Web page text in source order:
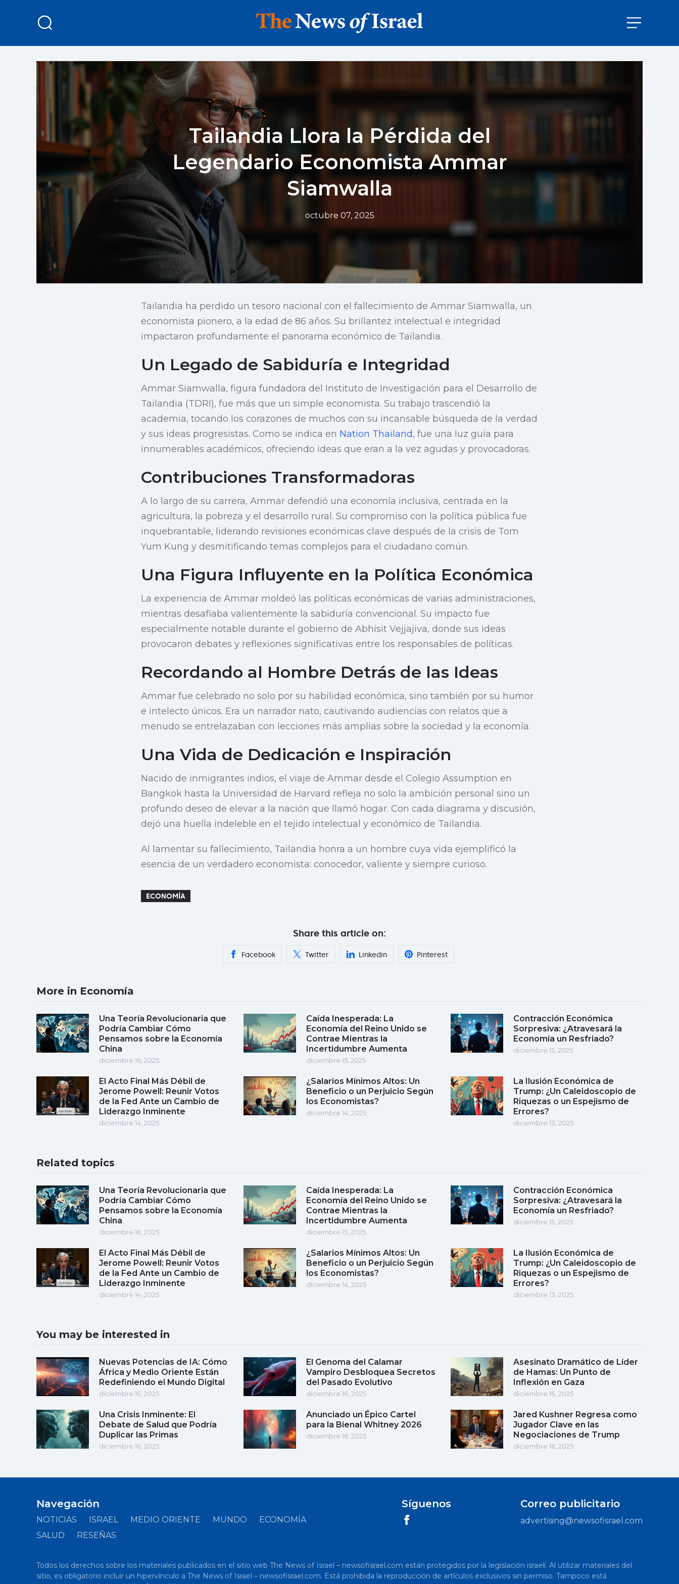
Tailandia Llora la Pérdida del
Legendario Economista Ammar
Siamwalla
octubre 07, 2025
Tailandia ha perdido un tesoro nacional con el fallecimiento de Ammar Siamwalla, un
economista pionero, a la edad de 86 años. Su brillantez intelectual e integridad
impactaron profundamente el panorama económico de Tailandia.
Un Legado de Sabiduría e Integridad
Ammar Siamwalla, figura fundadora del Instituto de Investigación para el Desarrollo de
Tailandia (TDRI), fue más que un simple economista. Su trabajo trascendió la
academia, tocando los corazones de muchos con su incansable búsqueda de la verdad
y sus ideas progresistas. Como se indica en Nation Thailand, fue una luz guía para
innumerables académicos, ofreciendo ideas que eran a la vez agudas y provocadoras.
Contribuciones Transformadoras
A lo largo de su carrera, Ammar defendió una economía inclusiva, centrada en la
agricultura, la pobreza y el desarrollo rural. Su compromiso con la política pública fue
inquebrantable, liderando revisiones económicas clave después de la crisis de Tom
Yum Kung y desmitificando temas complejos para el ciudadano común.
Una Figura Influyente en la Política Económica
La experiencia de Ammar moldeó las políticas económicas de varias administraciones,
mientras desafiaba valientemente la sabiduría convencional. Su impacto fue
especialmente notable durante el gobierno de Abhisit Vejjajiva, donde sus ideas
provocaron debates y reflexiones significativas entre los responsables de políticas.
Recordando al Hombre Detrás de las Ideas
Ammar fue celebrado no solo por su habilidad económica, sino también por su humor
e intelecto únicos. Era un narrador nato, cautivando audiencias con relatos que a
menudo se entrelazaban con lecciones más amplias sobre la sociedad y la economía.
Una Vida de Dedicación e Inspiración
Nacido de inmigrantes indios, el viaje de Ammar desde el Colegio Assumption en
Bangkok hasta la Universidad de Harvard refleja no solo la ambición personal sino un
profundo deseo de elevar a la nación que llamó hogar. Con cada diagrama y discusión,
dejó una huella indeleble en el tejido intelectual y económico de Tailandia.
Al lamentar su fallecimiento, Tailandia honra a un hombre cuya vida ejemplificó la
esencia de un verdadero economista: conocedor, valiente y siempre curioso.
ECONOMÍA
Share this article on:
Facebook Twitter Linkedin Pinterest
More in Economía
Una Teoría Revolucionaria que
Podría Cambiar Cómo
Pensamos sobre la Economía
China
diciembre 16, 2025
Caída Inesperada: La
Economía del Reino Unido se
Contrae Mientras la
Incertidumbre Aumenta
diciembre 15, 2025
Contracción Económica
Sorpresiva: ¿Atravesará la
Economía un Resfriado?
diciembre 15, 2025
El Acto Final Más Débil de
Jerome Powell: Reunir Votos
de la Fed Ante un Cambio de
Liderazgo Inminente
diciembre 14, 2025
¿Salarios Mínimos Altos: Un
Beneficio o un Perjuicio Según
los Economistas?
diciembre 14, 2025
La Ilusión Económica de
Trump: ¿Un Caleidoscopio de
Riquezas o un Espejismo de
Errores?
diciembre 13, 2025
Related topics
Una Teoría Revolucionaria que
Podría Cambiar Cómo
Pensamos sobre la Economía
China
diciembre 16, 2025
Caída Inesperada: La
Economía del Reino Unido se
Contrae Mientras la
Incertidumbre Aumenta
diciembre 15, 2025
Contracción Económica
Sorpresiva: ¿Atravesará la
Economía un Resfriado?
diciembre 15, 2025
El Acto Final Más Débil de
Jerome Powell: Reunir Votos
de la Fed Ante un Cambio de
Liderazgo Inminente
diciembre 14, 2025
¿Salarios Mínimos Altos: Un
Beneficio o un Perjuicio Según
los Economistas?
diciembre 14, 2025
La Ilusión Económica de
Trump: ¿Un Caleidoscopio de
Riquezas o un Espejismo de
Errores?
diciembre 13, 2025
You may be interested in
Nuevas Potencias de IA: Cómo
África y Medio Oriente Están
Redefiniendo el Mundo Digital
diciembre 16, 2025
El Genoma del Calamar
Vampiro Desbloquea Secretos
del Pasado Evolutivo
diciembre 16, 2025
Asesinato Dramático de Líder
de Hamas: Un Punto de
Inflexión en Gaza
diciembre 16, 2025
Una Crisis Inminente: El
Debate de Salud que Podría
Duplicar las Primas
diciembre 16, 2025
Anunciado un Épico Cartel
para la Bienal Whitney 2026
diciembre 16, 2025
Jared Kushner Regresa como
Jugador Clave en las
Negociaciones de Trump
diciembre 16, 2025
Navegación
NOTICIAS ISRAEL MEDIO ORIENTE MUNDO
ECONOMÍA
SALUD
RESEÑAS
Síguenos Correo publicitario
advertising@newsofisrael.com
Todos los derechos sobre los materiales publicados en el sitio web The News of Israel – newsofisrael.com están protegidos por la legislación israelí. Al utilizar materiales del
sitio, es obligatorio incluir un hipervínculo a The News of Israel – newsofisrael.com. Está prohibida la reproducción de artículos exclusivos sin permiso. Tampoco está